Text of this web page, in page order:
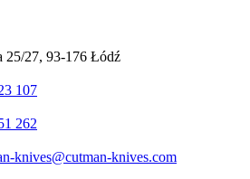
25/27, 93-176 Łódź
107
262
knives@cutman-knives.com